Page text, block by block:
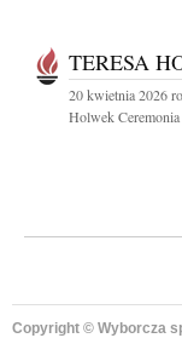
TERESA
20 kwietnia 2026
Holwek
Copyright © Wyborcza